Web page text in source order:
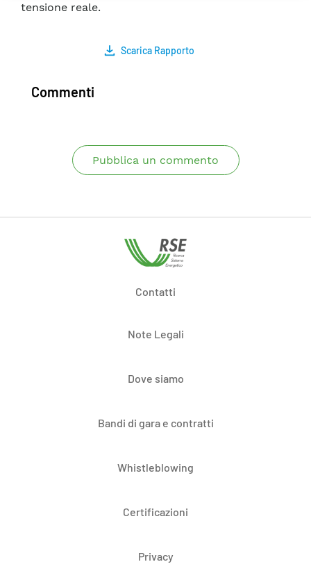
tensione reale.
Scarica Rapporto
Commenti
Pubblica un commento
Contatti
Note Legali
Dove siamo
Bandi di gara e contratti
Whistleblowing
Certificazioni
Privacy